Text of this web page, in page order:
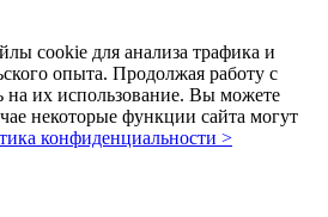
cookie для анализа трафика и
опыта. Продолжая работу с
на их использование. Вы можете
некоторые функции сайта могут
конфиденциальности >